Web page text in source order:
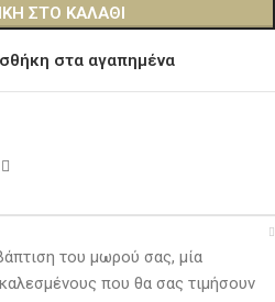
ΣΤΟ ΚΑΛΆΘΙ
στα αγαπημένα
του μωρού σας, μία
που θα σας τιμήσουν